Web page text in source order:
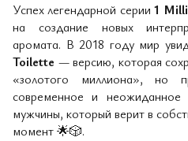
Успех легендарной серии1
на создание новых
аромата. В 2018 году мир
Toilette — версию, которая
«золотого миллиона», но
современное и
мужчины, который верит в
момент🌟🎲.